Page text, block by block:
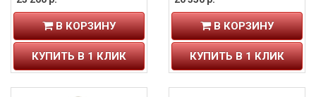
В КОРЗИНУ
КУПИТЬ В 1 КЛИК
В КОРЗИНУ
КУПИТЬ В 1 КЛИК